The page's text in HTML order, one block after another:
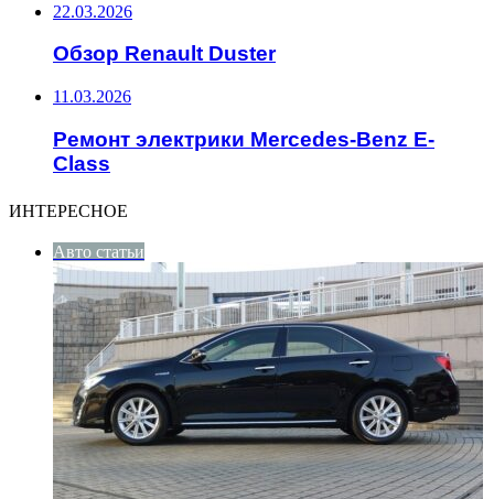
22.03.2026
Обзор Renault Duster
11.03.2026
Ремонт электрики Mercedes-Benz E-
Class
ИНТЕРЕСНОЕ
Авто статьи